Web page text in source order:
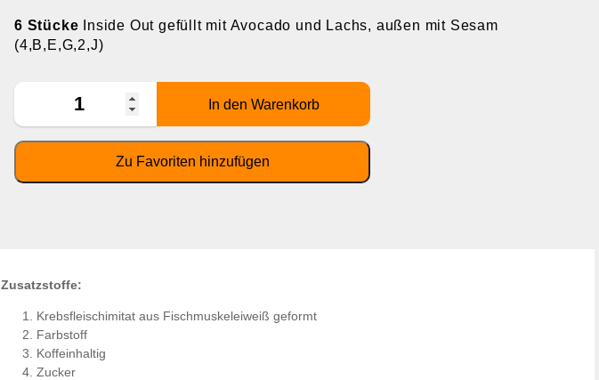
6 Stücke Inside Out gefüllt mit Avocado und Lachs, außen mit Sesam
(4,B,E,G,2,J)
Zusatzstoffe:
Krebsfleischimitat aus Fischmuskeleiweiß geformt
Farbstoff
Koffeinhaltig
Zucker